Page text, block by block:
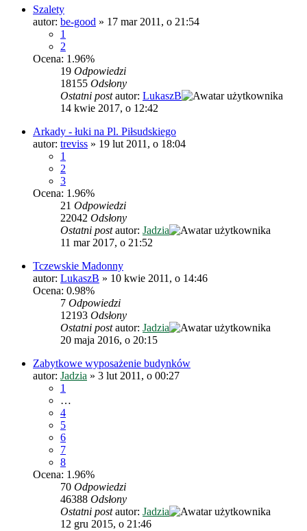
Szalety
autor: be-good » 17 mar 2011, o 21:54
1
2
Ocena: 1.96%
19 Odpowiedzi
18155 Odsłony
Ostatni postautor: LukaszB
14 kwie 2017, o 12:42
Arkady - łuki na Pl. Piłsudskiego
autor: treviss » 19 lut 2011, o 18:04
1
2
3
Ocena: 1.96%
21 Odpowiedzi
22042 Odsłony
Ostatni postautor: Jadzia
11 mar 2017, o 21:52
Tczewskie Madonny
autor: LukaszB » 10 kwie 2011, o 14:46
Ocena: 0.98%
7 Odpowiedzi
12193 Odsłony
Ostatni postautor: Jadzia
20 maja 2016, o 20:15
Zabytkowe wyposażenie budynków
autor: Jadzia » 3 lut 2011, o 00:27
1
…
4
5
6
7
8
Ocena: 1.96%
70 Odpowiedzi
46388 Odsłony
Ostatni postautor: Jadzia
12 gru 2015, o 21:46